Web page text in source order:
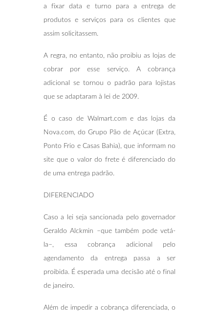
a fixar data e turno para a entrega de
produtos e serviços para os clientes que
assim solicitassem.
A regra, no entanto, não proibiu as lojas de
cobrar por esse serviço. A cobrança
adicional se tornou o padrão para lojistas
que se adaptaram à lei de 2009.
É o caso de Walmart.com e das lojas da
Nova.com, do Grupo Pão de Açúcar (Extra,
Ponto Frio e Casas Bahia), que informam no
site que o valor do frete é diferenciado do
de uma entrega padrão.
DIFERENCIADO
Caso a lei seja sancionada pelo governador
Geraldo Alckmin –que também pode vetá-
la–, essa cobrança adicional pelo
agendamento da entrega passa a ser
proibida. É esperada uma decisão até o final
de janeiro.
Além de impedir a cobrança diferenciada, o